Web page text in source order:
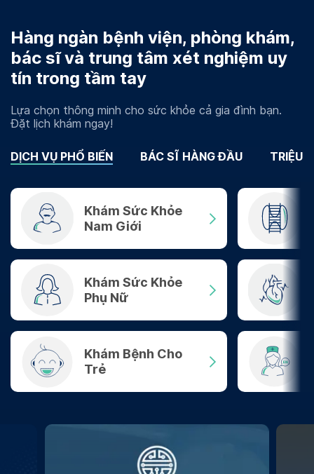
Hàng ngàn bệnh viện, phòng khám,
bác sĩ và trung tâm xét nghiệm uy
tín trong tầm tay
Lựa chọn thông minh cho sức khỏe cả gia đình bạn.
Đặt lịch khám ngay!
DỊCH VỤ PHỔ BIẾN BÁC SĨ HÀNG ĐẦU TRIỆU
Khám Sức Khỏe
Nam Giới
Khám Sức Khỏe
Phụ Nữ
Khám Bệnh Cho
Trẻ